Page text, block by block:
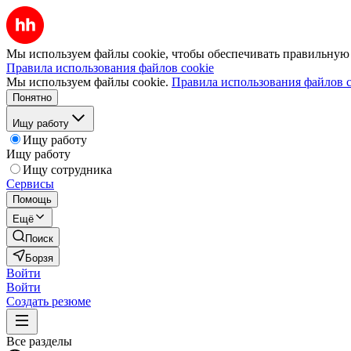
Мы используем файлы cookie, чтобы обеспечивать правильную
Правила использования файлов cookie
Мы используем файлы cookie. Правила использования файлов
Понятно
Ищу работу
Ищу работу
Ищу работу
Ищу сотрудника
Сервисы
Помощь
Ещё
Поиск
Борзя
Войти
Войти
Создать резюме
Все разделы